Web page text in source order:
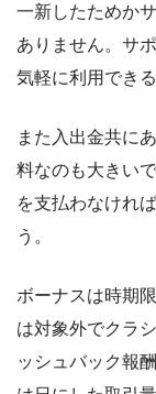
一新したためか
ありません。サ
気軽に利用でき
また入出金共に
料なのも大きい
を支払わなけれ
う。
ボーナスは時期
は対象外でクラ
ッシュバック報